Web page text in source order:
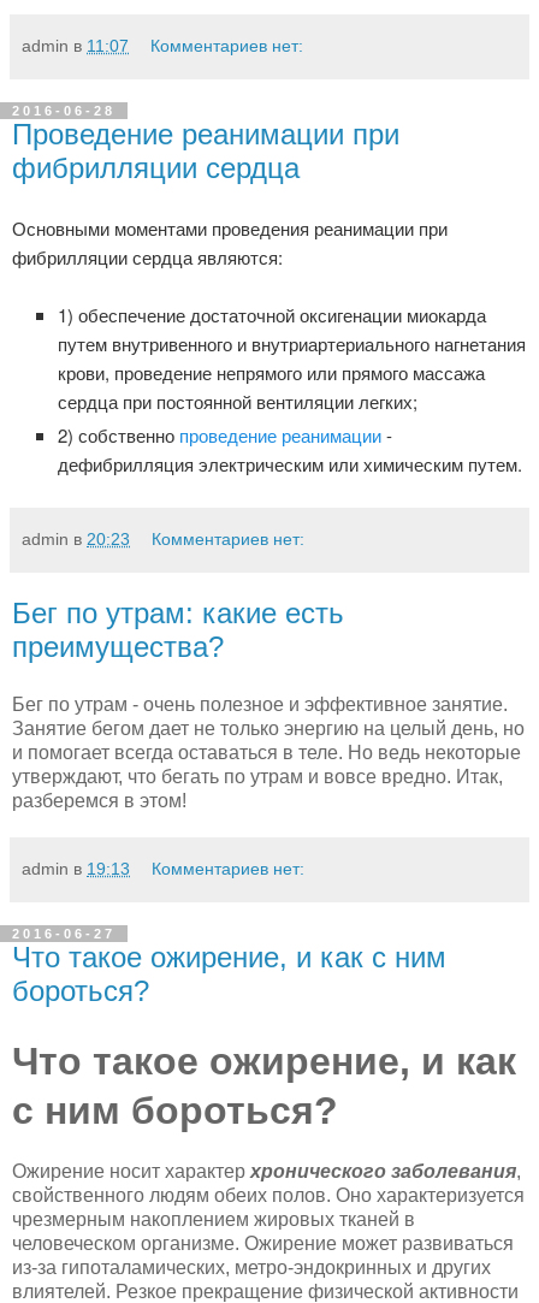
admin в 11:07 Комментариев нет:
2016-06-28
Проведение реанимации при
фибрилляции сердца
Основными моментами проведения реанимации при
фибрилляции сердца являются:
1) обеспечение достаточной оксигенации миокарда
путем внутривенного и внутриартериального нагнетания
крови, проведение непрямого или прямого массажа
сердца при постоянной вентиляции легких;
2) собственно проведение реанимации-
дефибрилляция электрическим или химическим путем.
admin в 20:23 Комментариев нет:
Бег по утрам: какие есть
преимущества?
Бег по утрам - очень полезное и эффективное занятие.
Занятие бегом дает не только энергию на целый день, но
и помогает всегда оставаться в теле. Но ведь некоторые
утверждают, что бегать по утрам и вовсе вредно. Итак,
разберемся в этом!
admin в 19:13 Комментариев нет:
2016-06-27
Что такое ожирение, и как с ним
бороться?
Что такое ожирение, и как
с ним бороться?
Ожирение носит характер хронического заболевания,
свойственного людям обеих полов. Оно характеризуется
чрезмерным накоплением жировых тканей в
человеческом организме. Ожирение может развиваться
из-за гипоталамических, метро-эндокринных и других
влиятелей. Резкое прекращение физической активности